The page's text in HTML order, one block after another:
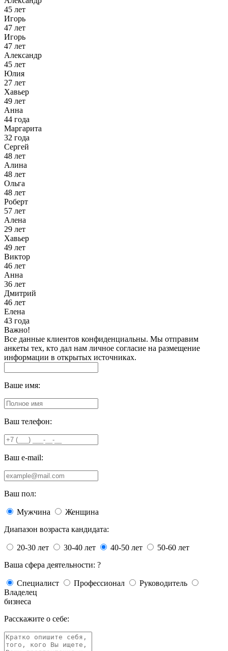
45 лет
Игорь
47 лет
Игорь
47 лет
Александр
45 лет
Юлия
27 лет
Хавьер
49 лет
Анна
44 года
Маргарита
32 года
Сергей
48 лет
Алина
48 лет
Ольга
48 лет
Роберт
57 лет
Алена
29 лет
Хавьер
49 лет
Виктор
46 лет
Анна
36 лет
Дмитрий
46 лет
Елена
43 года
Важно!
Все данные клиентов конфиденциальны. Мы отправим
анкеты тех, кто дал нам личное согласие на размещение
информации в открытых источниках.
Ваше имя:
Ваш телефон:
Ваш e-mail:
Ваш пол:
Мужчина
Женщина
Диапазон возраста кандидата:
20-30 лет 30-40 лет 40-50 лет
50-60 лет
Ваша сфера деятельности: ?
Специалист Профессионал
Руководитель
Владелец
бизнеса
Расскажите о себе: